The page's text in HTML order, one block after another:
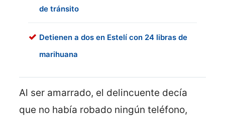
de tránsito
Detienen a dos en Estelí con 24 libras de
marihuana
Al ser amarrado, el delincuente decía
que no había robado ningún teléfono,